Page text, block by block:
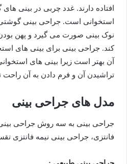
افتاده دارند. غدد چربی در بینی
استخوانی است. جراحی بینی گوشتی
نوک بینی صورت می گیرد و پهن
کند. جراحی بینی برای بینی های
آن بهتر است زیرا بینی های
تراشیدن آن و فرم دادن به آن
مدل های جراحی بینی
جراحی بینی به سه روش جراحی
فانتزی، جراحی بینی نیمه فانتزی